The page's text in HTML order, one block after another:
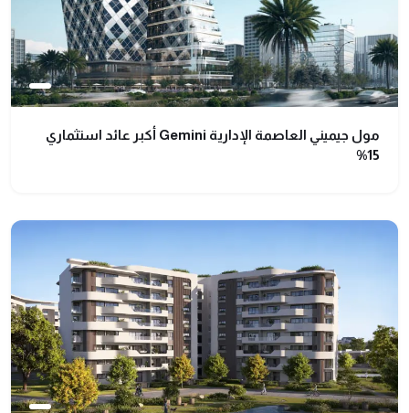
مول جيميني العاصمة الإدارية Gemini أكبر عائد استثماري
15%